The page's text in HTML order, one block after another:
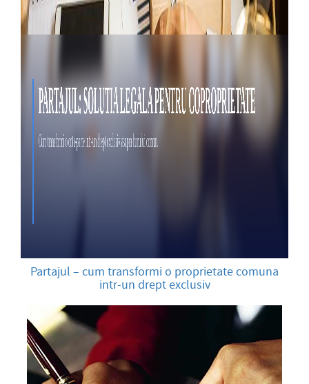
Partajul – cum transformi o proprietate comuna
intr-un drept exclusiv